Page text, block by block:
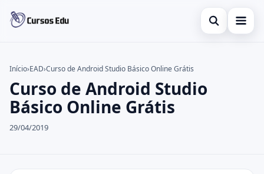
Abrir busca
Inglês
Idiomas
Buscar no site
Buscar por:
Pressione Enter para buscar ou ESC para fechar.
Início›EAD›Curso de Android Studio Básico Online Grátis
Curso de Android Studio
Básico Online Grátis
29/04/2019